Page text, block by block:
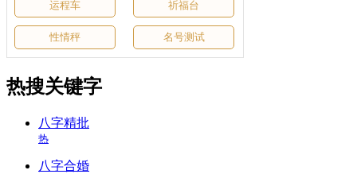
运程车 祈福台
性情秤 名号测试
热搜关键字
八字精批
热
八字合婚